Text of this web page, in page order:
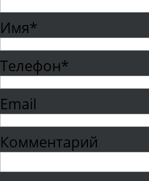
Имя*
Телефон*
Email
Комментарий